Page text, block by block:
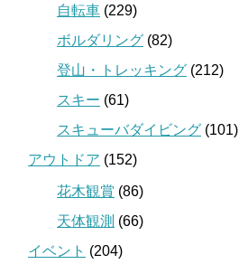
自転車 (229)
ボルダリング (82)
登山・トレッキング (212)
スキー (61)
スキューバダイビング (101)
アウトドア (152)
花木観賞 (86)
天体観測 (66)
イベント (204)